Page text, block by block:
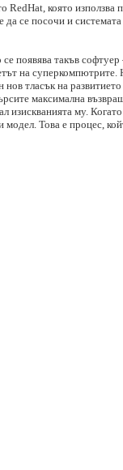
която използва
се посочи и
появява такъв
на
тласък на
максимална
изискванията му.
Това е процес,